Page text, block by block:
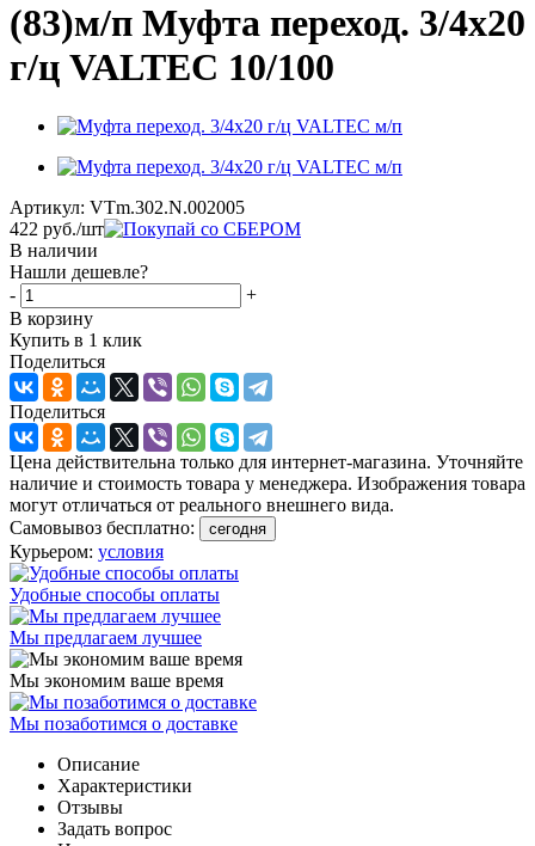
(83)м/п Муфта переход. 3/4х20
г/ц VALTEC 10/100
Артикул: VTm.302.N.002005
422 руб./шт
В наличии
Нашли дешевле?
-
+
В корзину
Купить в 1 клик
Поделиться
Поделиться
Цена действительна только для интернет-магазина. Уточняйте
наличие и стоимость товара у менеджера. Изображения товара
могут отличаться от реального внешнего вида.
Самовывоз бесплатно:
сегодня
Курьером: условия
Удобные способы оплаты
Мы предлагаем лучшее
Мы экономим ваше время
Мы позаботимся о доставке
Описание
Характеристики
Отзывы
Задать вопрос